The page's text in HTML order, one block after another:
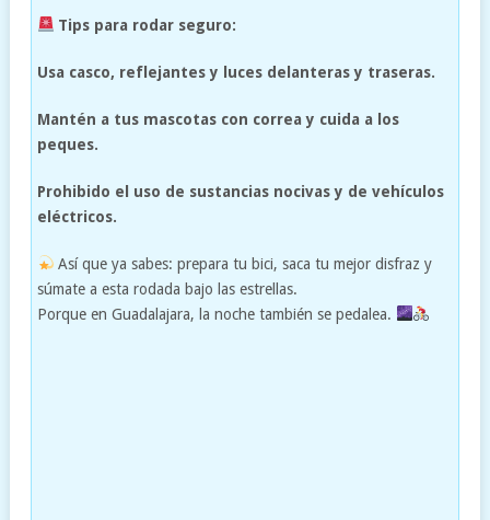
Tips para rodar seguro:
Usa casco, reflejantes y luces delanteras y traseras.
Mantén a tus mascotas con correa y cuida a los
peques.
Prohibido el uso de sustancias nocivas y de vehículos
eléctricos.
Así que ya sabes: prepara tu bici, saca tu mejor disfraz y
súmate a esta rodada bajo las estrellas.
Porque en Guadalajara, la noche también se pedalea.